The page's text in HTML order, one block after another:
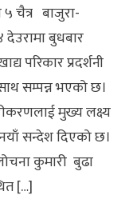
चैत्र बाजुरा-
देउरामा बुधबार
परिकार प्रदर्शनी
सम्पन्न भएको छ।
मुख्य लक्ष्य
सन्देश दिएको छ।
कुमारी बुढा
[…]